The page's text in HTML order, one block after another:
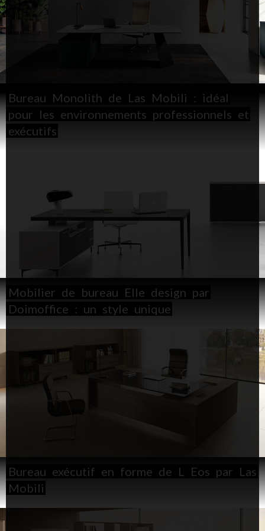
Bureau Monolith de Las Mobili : idéal
pour les environnements professionnels et
exécutifs
Mobilier de bureau Elle design par
Doimoffice : un style unique
Bureau exécutif en forme de L Eos par Las
Mobili